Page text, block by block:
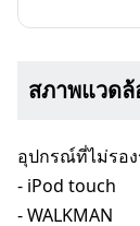
สภาพแวดล้
อุปกรณ์ที่ไม่รอ
- iPod touch
- WALKMAN